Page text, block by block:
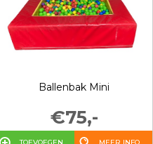
Ballenbak Mini
€75,-